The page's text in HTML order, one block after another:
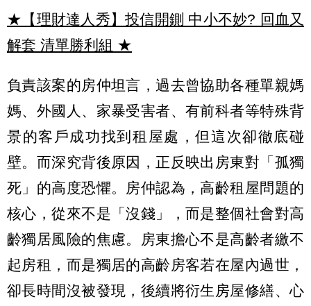
★【理財達人秀】投信開鍘 中小不妙? 回血又
解套 清單勝利組 ★
負責該案的房仲坦言，過去曾協助各種單親媽
媽、外國人、家暴受害者、有前科者等特殊背
景的客戶成功找到租屋處，但這次卻徹底碰
壁。而深究背後原因，正反映出房東對「孤獨
死」的高度恐懼。房仲認為，高齡租屋問題的
核心，從來不是「沒錢」，而是整個社會對高
齡獨居風險的焦慮。房東擔心不是高齡者繳不
起房租，而是獨居的高齡房客若在屋內過世，
卻長時間沒被發現，後續將衍生房屋修繕、心